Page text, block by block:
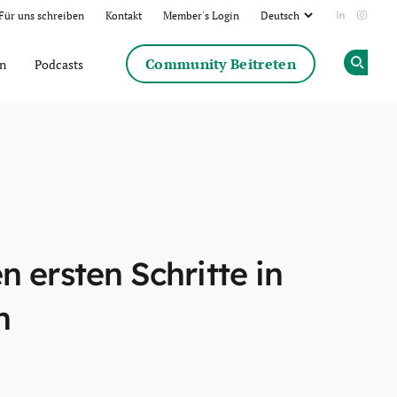
uns schreiben Kontakt Member's Login Add us
Podcasts Community Beitreten
Share
ersten Schritte in